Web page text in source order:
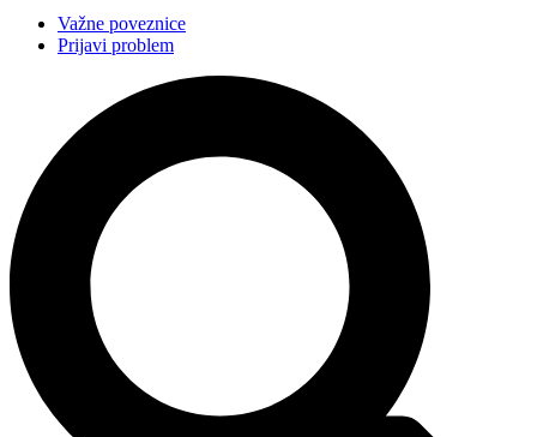
Važne poveznice
Prijavi problem